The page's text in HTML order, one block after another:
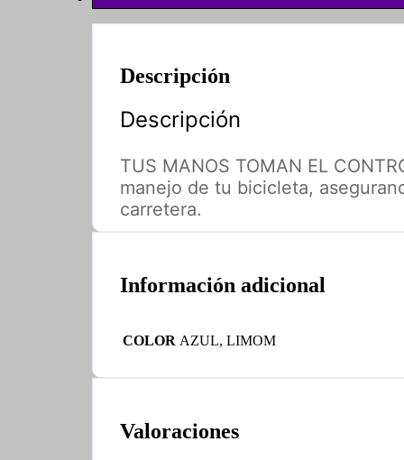
Descripción
Descripción
TUS MANOS TOMAN EL
manejo de tu bicicleta,
carretera.
Información adicional
COLOR AZUL, LIMOM
Valoraciones